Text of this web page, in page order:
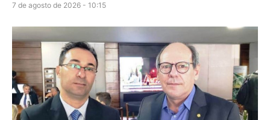
7 de agosto de 2026 - 10:15